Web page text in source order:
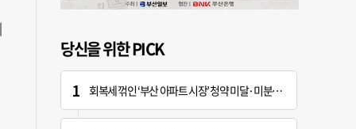
당신을 위한 PICK
회복세 꺾인 ‘부산 아파트 시장’ 청약 미달·미분양 심화